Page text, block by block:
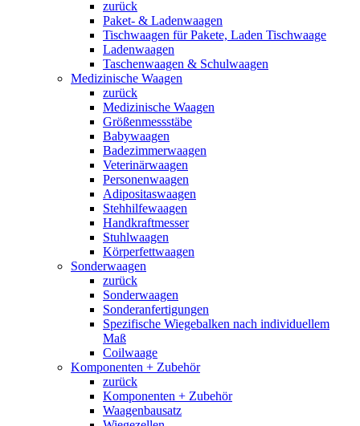
zurück
Paket- & Ladenwaagen
Tischwaagen für Pakete, Laden Tischwaage
Ladenwaagen
Taschenwaagen & Schulwaagen
Medizinische Waagen
zurück
Medizinische Waagen
Größenmessstäbe
Babywaagen
Badezimmerwaagen
Veterinärwaagen
Personenwaagen
Adipositaswaagen
Stehhilfewaagen
Handkraftmesser
Stuhlwaagen
Körperfettwaagen
Sonderwaagen
zurück
Sonderwaagen
Sonderanfertigungen
Spezifische Wiegebalken nach individuellem
Maß
Coilwaage
Komponenten + Zubehör
zurück
Komponenten + Zubehör
Waagenbausatz